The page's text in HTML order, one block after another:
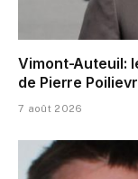
Vimont-Auteuil:
de Pierre
7 août 2026